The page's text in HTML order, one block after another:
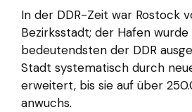
In der DDR-Zeit war Rostock
Bezirksstadt; der Hafen wurde
bedeutendsten der DDR
Stadt systematisch durch
erweitert, bis sie auf über
anwuchs.